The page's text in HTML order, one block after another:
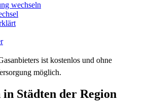
wechseln
ist kostenlos und ohne
möglich.
Städten der Region